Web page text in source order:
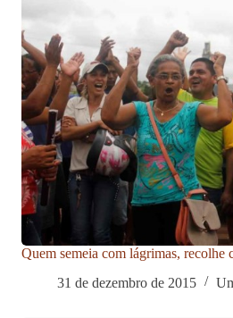
Quem semeia com lágrimas, recolhe
31 de dezembro de 2015